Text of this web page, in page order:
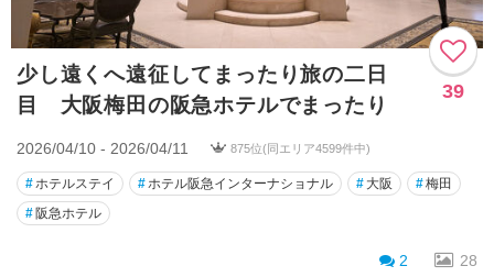
少し遠くへ遠征してまったり旅の二日
目 大阪梅田の阪急ホテルでまったり
39
2026/04/10 - 2026/04/11 875位(同エリア4599件中)
#ホテルステイ #ホテル阪急インターナショナル # 大阪 #梅田
# 阪急ホテル
2 28